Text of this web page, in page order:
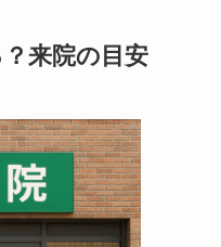
来院の目安